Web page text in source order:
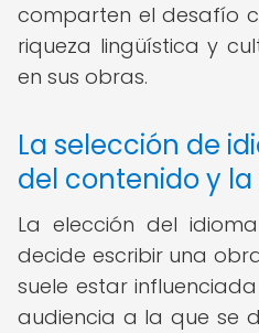
comparten el desafío
riqueza lingüística y
en sus obras.
La selección de
del contenido y
La elección del
decide escribir una
suele estar
audiencia a la que se